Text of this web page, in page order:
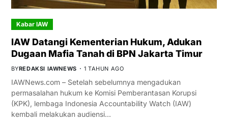
Kabar IAW
IAW Datangi Kementerian Hukum, Adukan
Dugaan Mafia Tanah di BPN Jakarta Timur
BYREDAKSI IAWNEWS 1 TAHUN AGO
IAWNews.com – Setelah sebelumnya mengadukan
permasalahan hukum ke Komisi Pemberantasan Korupsi
(KPK), lembaga Indonesia Accountability Watch (IAW)
kembali melakukan audiensi…